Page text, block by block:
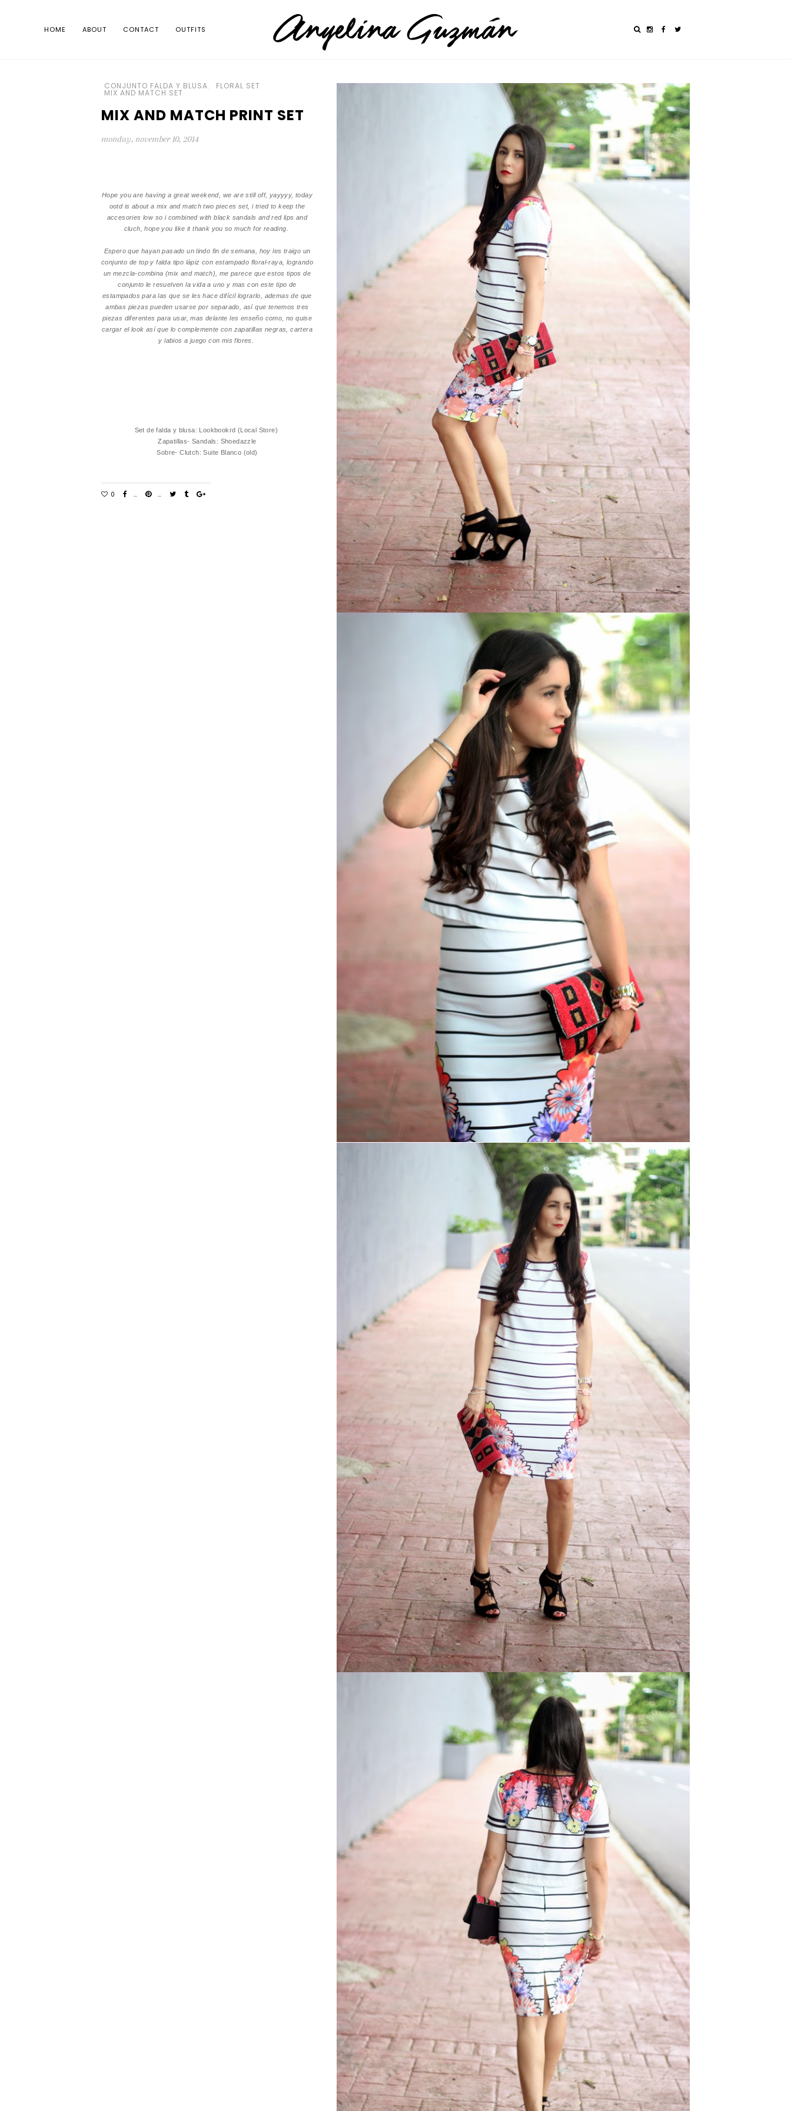
HOME ABOUT CONTACT OUTFITS
CONJUNTO FALDA Y BLUSA. FLORAL SET
MIX AND MATCH SET
MIX AND MATCH PRINT SET
monday, november 10, 2014
Hope you are having a great weekend, we are still off, yayyyy, today
ootd is about a mix and match two pieces set, i tried to keep the
accesories low so i combined with black sandals and red lips and
cluch, hope you like it thank you so much for reading.
Espero que hayan pasado un lindo fin de semana, hoy les traigo un
conjunto de top y falda tipo lápiz con estampado floral-raya, logrando
un mezcla-combina (mix and match), me parece que estos tipos de
conjunto le resuelven la vida a uno y mas con este tipo de
estampados para las que se les hace difícil lograrlo, ademas de que
ambas piezas pueden usarse por separado, así que tenemos tres
piezas diferentes para usar, mas delante les enseño como, no quise
cargar el look así que lo complemente con zapatillas negras, cartera
y labios a juego con mis flores.
Set de falda y blusa: Lookbookrd (Local Store)
Zapatillas- Sandals: Shoedazzle
Sobre- Clutch: Suite Blanco (old)